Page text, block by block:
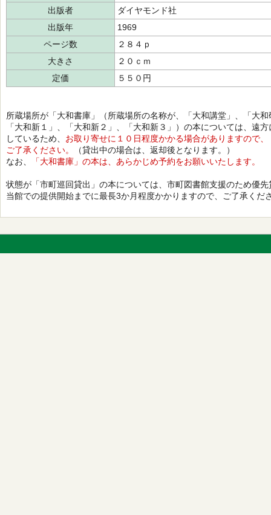
出版者
ダイヤモンド社
出版年
1969
ページ数
２８４ｐ
大きさ
２０ｃｍ
定価
５５０円
所蔵場所が「大和書庫」（所蔵場所の名称が、「大和講堂」、「大和
「大和新１」、「大和新２」、「大和新３」）の本については、遠方
しているため、 お取り寄せに１０日程度かかる場合がありますので、
ご了承ください。
（貸出中の場合は、返却後となります。）
なお、
「大和書庫」の本は、あらかじめ予約をお願いいたします。
状態が「市町巡回貸出」の本については、市町図書館支援のため優
当館での提供開始までに最長3か月程度かかりますので、ご了承くだ